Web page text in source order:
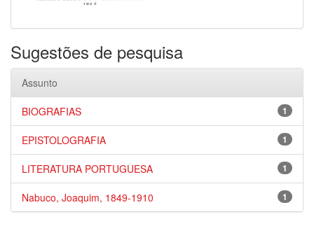
Sugestões de pesquisa
Assunto
1
BIOGRAFIAS
1
EPISTOLOGRAFIA
1
LITERATURA PORTUGUESA
1
Nabuco, Joaquim, 1849-1910